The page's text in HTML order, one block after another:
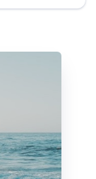
6分の1
6分の1